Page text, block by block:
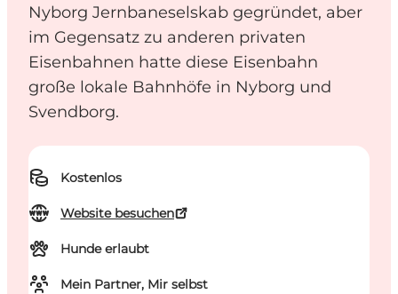
Nyborg Jernbaneselskab gegründet, aber
im Gegensatz zu anderen privaten
Eisenbahnen hatte diese Eisenbahn
große lokale Bahnhöfe in Nyborg und
Svendborg.
Kostenlos
Website besuchen
Hunde erlaubt
Mein Partner, Mir selbst